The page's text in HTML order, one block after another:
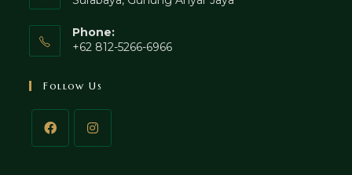
Phone:
+62 812-5266-6966
Follow Us